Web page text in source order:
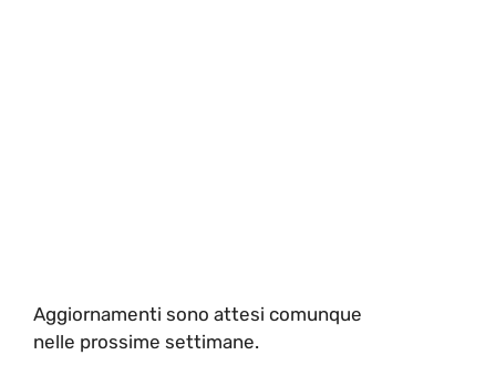
Aggiornamenti sono attesi comunque
nelle prossime settimane.